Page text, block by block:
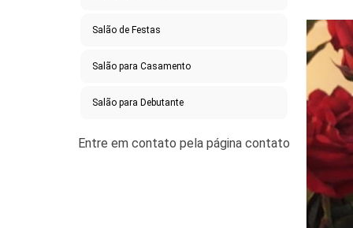
Salão de Festas
Salão para Casamento
Salão para Debutante